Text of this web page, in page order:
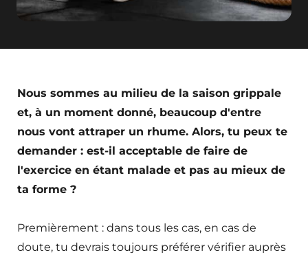
Nous sommes au milieu de la saison grippale
et, à un moment donné, beaucoup d'entre
nous vont attraper un rhume. Alors, tu peux te
demander : est-il acceptable de faire de
l'exercice en étant malade et pas au mieux de
ta forme ?
Premièrement : dans tous les cas, en cas de
doute, tu devrais toujours préférer vérifier auprès